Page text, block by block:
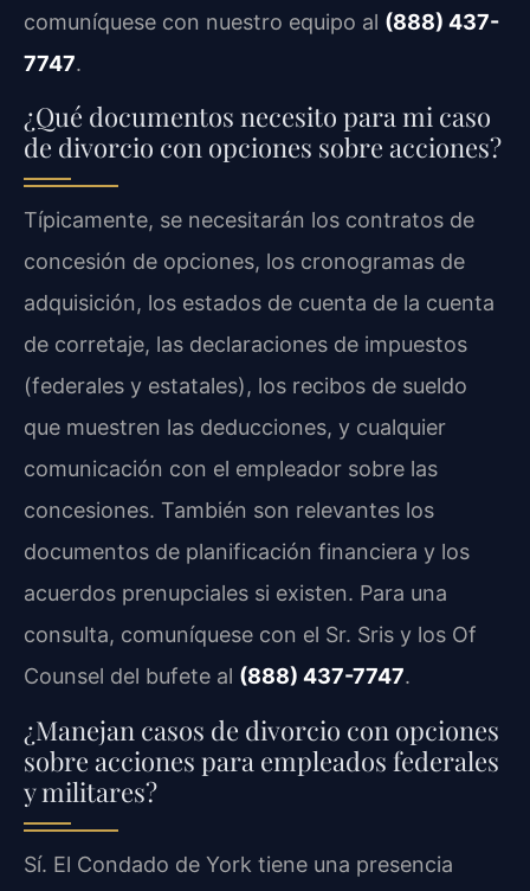
comuníquese con nuestro equipo al (888) 437-
7747.
¿Qué documentos necesito para mi caso
de divorcio con opciones sobre acciones?
Típicamente, se necesitarán los contratos de
concesión de opciones, los cronogramas de
adquisición, los estados de cuenta de la cuenta
de corretaje, las declaraciones de impuestos
(federales y estatales), los recibos de sueldo
que muestren las deducciones, y cualquier
comunicación con el empleador sobre las
concesiones. También son relevantes los
documentos de planificación financiera y los
acuerdos prenupciales si existen. Para una
consulta, comuníquese con el Sr. Sris y los Of
Counsel del bufete al (888) 437-7747.
¿Manejan casos de divorcio con opciones
sobre acciones para empleados federales
y militares?
Sí. El Condado de York tiene una presencia